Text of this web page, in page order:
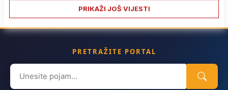
PRIKAŽI JOŠ VIJESTI
PRETRAŽITE PORTAL
Search
for: